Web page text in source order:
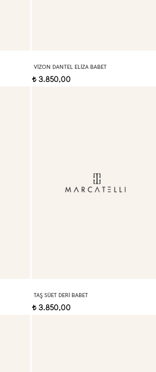
VIZON DANTEL ELIZA BABET
t3.850,00
TAŞ SÜET DERI BABET
t3.850,00